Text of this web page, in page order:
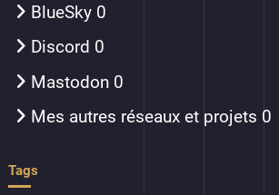
BlueSky 0
Discord 0
Mastodon 0
Mes autres réseaux et projets 0
Tags